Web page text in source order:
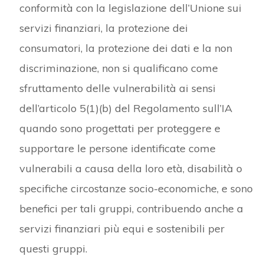
conformità con la legislazione dell’Unione sui
servizi finanziari, la protezione dei
consumatori, la protezione dei dati e la non
discriminazione, non si qualificano come
sfruttamento delle vulnerabilità ai sensi
dell’articolo 5(1)(b) del Regolamento sull’IA
quando sono progettati per proteggere e
supportare le persone identificate come
vulnerabili a causa della loro età, disabilità o
specifiche circostanze socio-economiche, e sono
benefici per tali gruppi, contribuendo anche a
servizi finanziari più equi e sostenibili per
questi gruppi.